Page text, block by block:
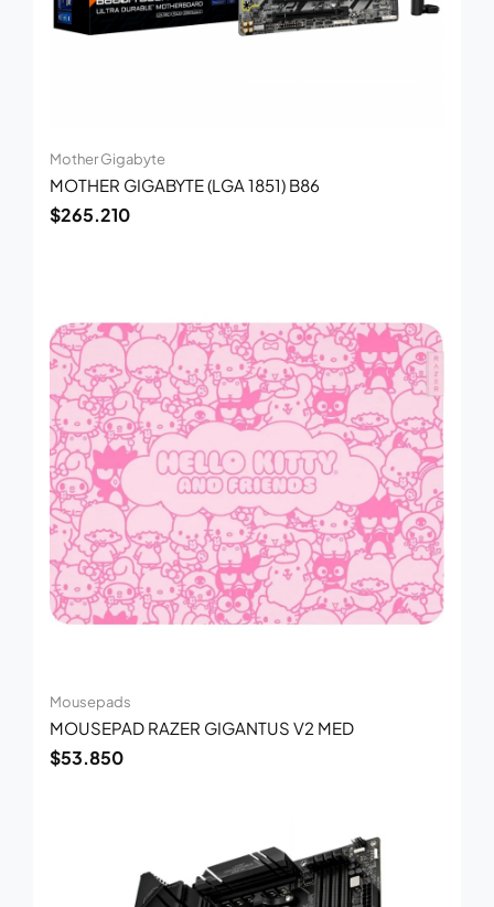
Mother Gigabyte
MOTHER GIGABYTE (LGA 1851) B86
$265.210
Mousepads
MOUSEPAD RAZER GIGANTUS V2 MED
$53.850